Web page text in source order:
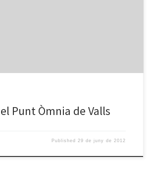
Punt Òmnia de Valls
Published29 de juny de 2012